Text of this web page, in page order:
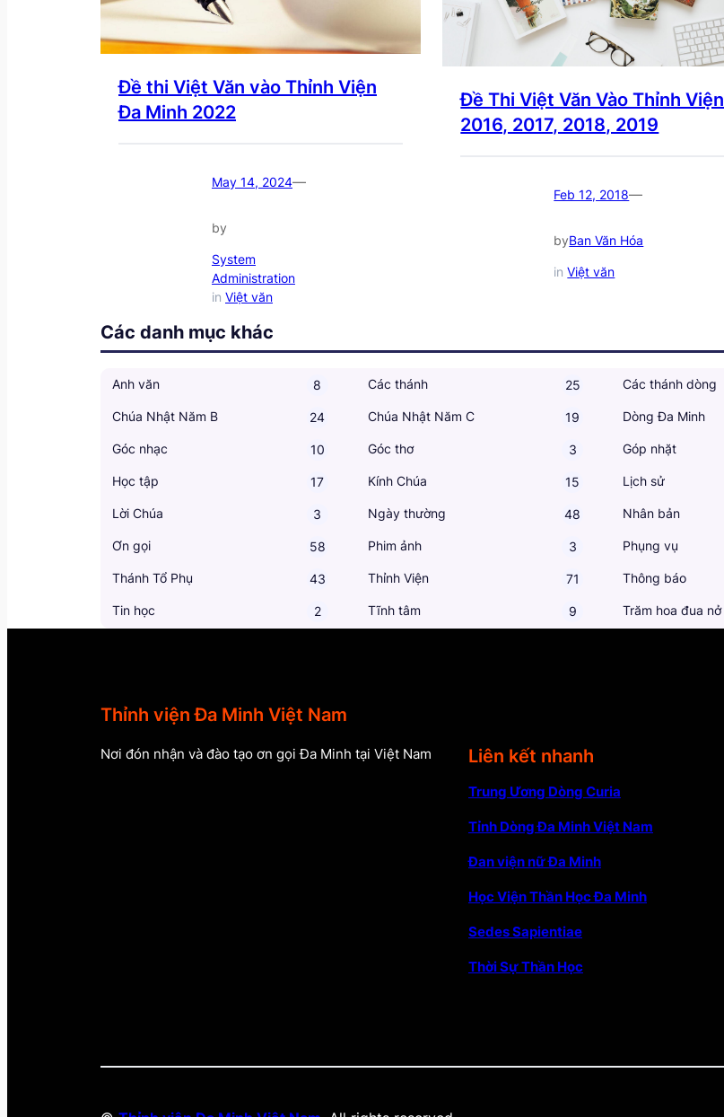
Đề thi Việt Văn vào Thỉnh Viện
Đa Minh 2022
May 14, 2024—
by
System
Administration
in Việt văn
Đề Thi Việt Văn Vào Thỉnh Viện
2016, 2017, 2018, 2019
Feb 12, 2018—
byBan Văn Hóa
inViệt văn
Các danh mục khác
Anh văn 8 Các thánh 25 Các thánh dòng
Chúa Nhật Năm B 24 Chúa Nhật Năm C 19 Dòng Đa Minh
Góc nhạc 10 Góc thơ 3 Góp nhặt
Học tập 17 Kính Chúa 15 Lịch sử
Lời Chúa 3 Ngày thường 48 Nhân bản
Ơn gọi 58 Phim ảnh 3 Phụng vụ
Thánh Tổ Phụ 43 Thỉnh Viện 71 Thông báo
Tin học 2 Tĩnh tâm 9 Trăm hoa đua nở
Thỉnh viện Đa Minh Việt Nam
Nơi đón nhận và đào tạo ơn gọi Đa Minh tại Việt Nam Liên kết nhanh
Trung Ương Dòng Curia
Tỉnh Dòng Đa Minh Việt Nam
Đan viện nữ Đa Minh
Học Viện Thần Học Đa Minh
Sedes Sapientiae
Thời Sự Thần Học